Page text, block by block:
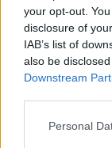
your opt-out.
disclosure of
IAB’s list of
also be
Downstream
Personal